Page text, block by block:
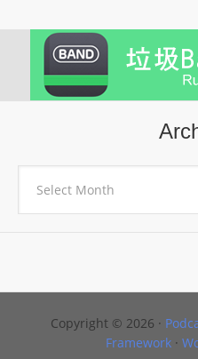
Copyright © 2026 ·
Framework ·